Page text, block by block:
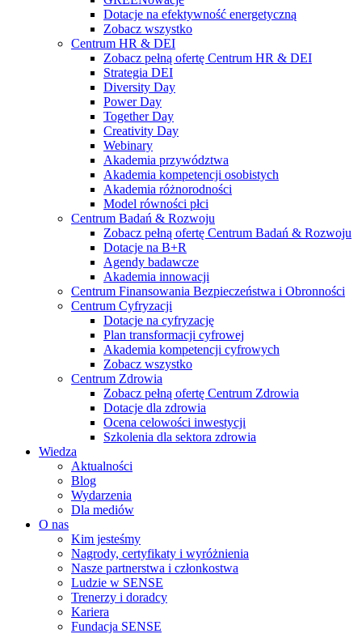
Dotacje na efektywność energetyczną
Zobacz wszystko
Centrum HR & DEI
Zobacz pełną ofertę Centrum HR & DEI
Strategia DEI
Diversity Day
Power Day
Together Day
Creativity Day
Webinary
Akademia przywództwa
Akademia kompetencji osobistych
Akademia różnorodności
Model równości płci
Centrum Badań & Rozwoju
Zobacz pełną ofertę Centrum Badań & Rozwoju
Dotacje na B+R
Agendy badawcze
Akademia innowacji
Centrum Finansowania Bezpieczeństwa i Obronności
Centrum Cyfryzacji
Dotacje na cyfryzację
Plan transformacji cyfrowej
Akademia kompetencji cyfrowych
Zobacz wszystko
Centrum Zdrowia
Zobacz pełną ofertę Centrum Zdrowia
Dotacje dla zdrowia
Ocena celowości inwestycji
Szkolenia dla sektora zdrowia
Wiedza
Aktualności
Blog
Wydarzenia
Dla mediów
O nas
Kim jesteśmy
Nagrody, certyfikaty i wyróżnienia
Nasze partnerstwa i członkostwa
Ludzie w SENSE
Trenerzy i doradcy
Kariera
Fundacja SENSE